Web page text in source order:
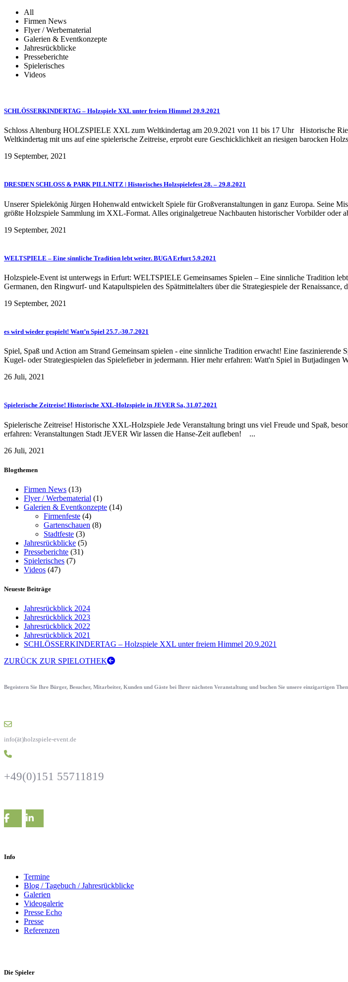
All
Firmen News
Flyer / Werbematerial
Galerien & Eventkonzepte
Jahresrückblicke
Presseberichte
Spielerisches
Videos
SCHLÖSSERKINDERTAG – Holzspiele XXL unter freiem Himmel 20.9.2021
Schloss Altenburg HOLZSPIELE XXL zum Weltkindertag am 20.9.2021 von 11 bis 17 Uhr Historische
Weltkindertag mit uns auf eine spielerische Zeitreise, erprobt eure Geschicklichkeit an riesigen barocken
19 September, 2021
DRESDEN SCHLOSS & PARK PILLNITZ | Historisches Holzspielefest 28. – 29.8.2021
Unserer Spielekönig Jürgen Hohenwald entwickelt Spiele für Großveranstaltungen in ganz Europa. Seine
größte Holzspiele Sammlung im XXL-Format. Alles originalgetreue Nachbauten historischer Vorbilder oder
19 September, 2021
WELTSPIELE – Eine sinnliche Tradition lebt weiter. BUGA Erfurt 5.9.2021
Holzspiele-Event ist unterwegs in Erfurt: WELTSPIELE Gemeinsames Spielen – Eine sinnliche Tradition
Germanen, den Ringwurf- und Katapultspielen des Spätmittelalters über die Strategiespiele der
19 September, 2021
es wird wieder gespielt! Watt’n Spiel 25.7.-30.7.2021
Spiel, Spaß und Action am Strand Gemeinsam spielen - eine sinnliche Tradition erwacht! Eine
Kugel- oder Strategiespielen das Spielefieber in jedermann. Hier mehr erfahren: Watt'n Spiel in Butjadingen
26 Juli, 2021
Spielerische Zeitreise! Historische XXL-Holzspiele in JEVER Sa, 31.07.2021
Spielerische Zeitreise! Historische XXL-Holzspiele Jede Veranstaltung bringt uns viel Freude und Spaß,
erfahren: Veranstaltungen Stadt JEVER Wir lassen die Hanse-Zeit aufleben! ...
26 Juli, 2021
Blogthemen
Firmen News (13)
Flyer / Werbematerial (1)
Galerien & Eventkonzepte (14)
Firmenfeste (4)
Gartenschauen (8)
Stadtfeste (3)
Jahresrückblicke (5)
Presseberichte (31)
Spielerisches (7)
Videos (47)
Neueste Beiträge
Jahresrückblick 2024
Jahresrückblick 2023
Jahresrückblick 2022
Jahresrückblick 2021
SCHLÖSSERKINDERTAG – Holzspiele XXL unter freiem Himmel 20.9.2021
ZURÜCK ZUR SPIELOTHEK
Begeistern Sie Ihre Bürger, Besucher, Mitarbeiter, Kunden und Gäste bei Ihrer nächsten Veranstaltung und buchen Sie unsere einzigartigen
info(ät)holzspiele-event.de
+49(0)151 55711819
Info
Termine
Blog / Tagebuch / Jahresrückblicke
Galerien
Videogalerie
Presse Echo
Presse
Referenzen
Die Spieler